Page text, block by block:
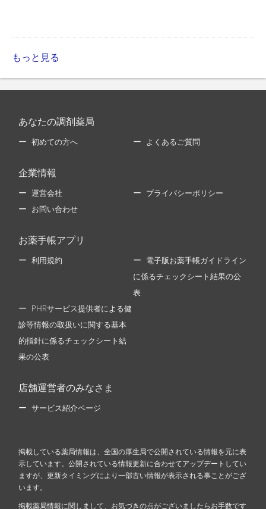
もっと見る
あなたの調剤薬局
初めての方へ よくあるご質問
企業情報
運営会社 プライバシーポリシー
お問い合わせ
お薬手帳アプリ
利用規約 電子版お薬手帳ガイドライン
に係るチェックシート結果の公
表
PHRサービス提供者による健
診等情報の取扱いに関する基本
的指針に係るチェックシート結
果の公表
店舗運営者のみなさま
サービス紹介ページ
掲載している薬局情報は、全国の厚生局で公開されている情報を元に表
示しています。公開されている情報更新に合わせてアップデートしてい
ますが、更新タイミングにより一部古い情報が表示される事ことがござ
います。
掲載薬局情報に関しまして、お気づきの点がございましたらお手数です